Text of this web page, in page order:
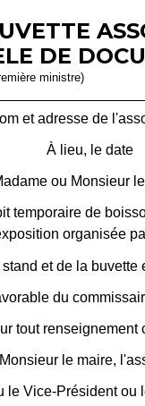
DE
ministre)
et adresse de
À lieu, le date
ou Monsieur
temporaire de
organisée
et de la buvette
du
tout
le maire,
le Vice-Président ou